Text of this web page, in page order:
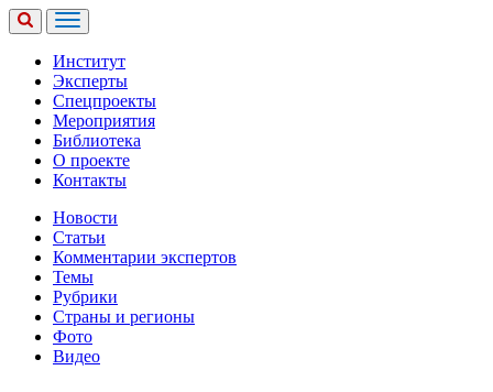
Институт
Эксперты
Спецпроекты
Мероприятия
Библиотека
О проекте
Контакты
Новости
Статьи
Комментарии экспертов
Темы
Рубрики
Страны и регионы
Фото
Видео